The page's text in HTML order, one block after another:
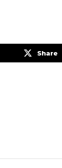
Share